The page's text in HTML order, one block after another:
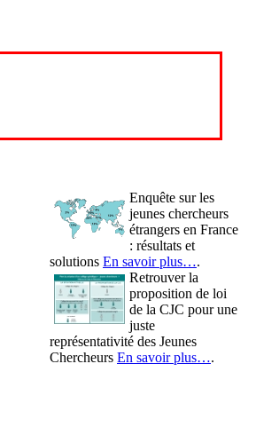
Enquête sur les
jeunes chercheurs
étrangers en France
: résultats et
solutions En savoir plus….
Retrouver la
proposition de loi
de la CJC pour une
juste
représentativité des Jeunes
Chercheurs En savoir plus….